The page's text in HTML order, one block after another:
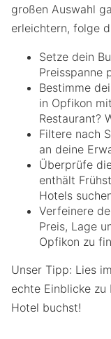
großen Auswahl
erleichtern, folge
Setze dein
Preisspanne
Bestimme
in Opfikon
Restaurant?
Filtere nach
an deine
Überprüfe
enthält
Hotels
Verfeinere
Preis, Lage
Opfikon zu
Unser Tipp: Lies
echte Einblicke zu
Hotel buchst!